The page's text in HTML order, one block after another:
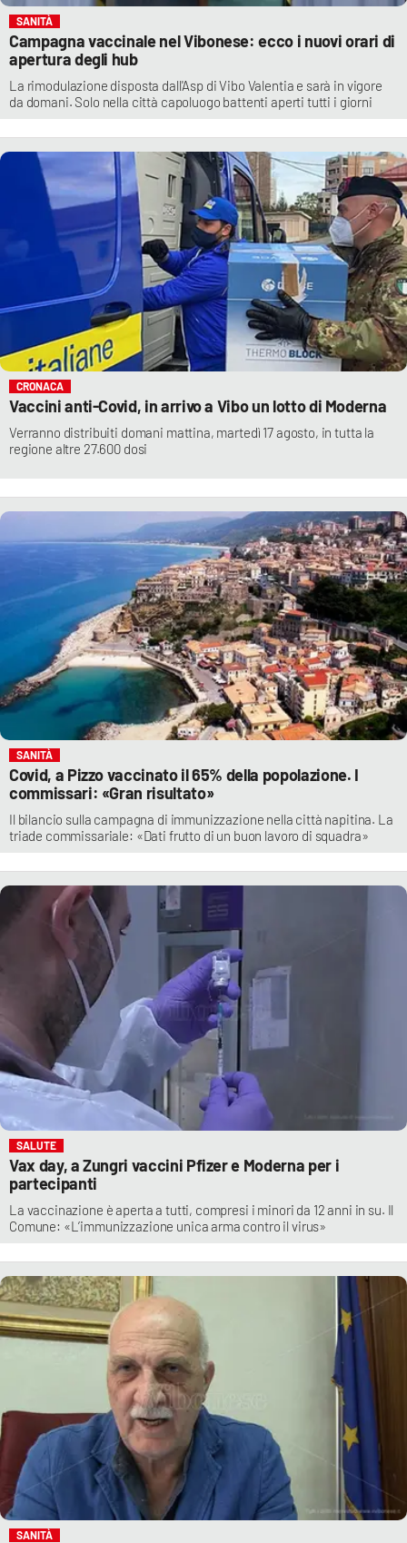
SANITÀ
Campagna vaccinale nel Vibonese: ecco i nuovi orari di
apertura degli hub
La rimodulazione disposta dall'Asp di Vibo Valentia e sarà in vigore
da domani. Solo nella città capoluogo battenti aperti tutti i giorni
CRONACA
Vaccini anti-Covid, in arrivo a Vibo un lotto di Moderna
Verranno distribuiti domani mattina, martedì 17 agosto, in tutta la
regione altre 27.600 dosi
SANITÀ
Covid, a Pizzo vaccinato il 65% della popolazione. I
commissari: «Gran risultato»
Il bilancio sulla campagna di immunizzazione nella città napitina. La
triade commissariale: «Dati frutto di un buon lavoro di squadra»
SALUTE
Vax day, a Zungri vaccini Pfizer e Moderna per i
partecipanti
La vaccinazione è aperta a tutti, compresi i minori da 12 anni in su. Il
Comune: «L’immunizzazione unica arma contro il virus»
SANITÀ